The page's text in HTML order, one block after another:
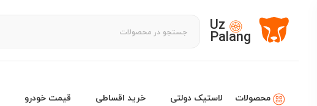
Uz
Palang
محصولات لاستیک دولتی خرید اقساطی قیمت خودرو